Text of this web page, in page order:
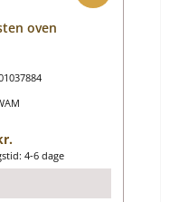
oven
pris:
4-6 dage